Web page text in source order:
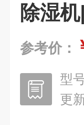
除湿
参考价：
型
更